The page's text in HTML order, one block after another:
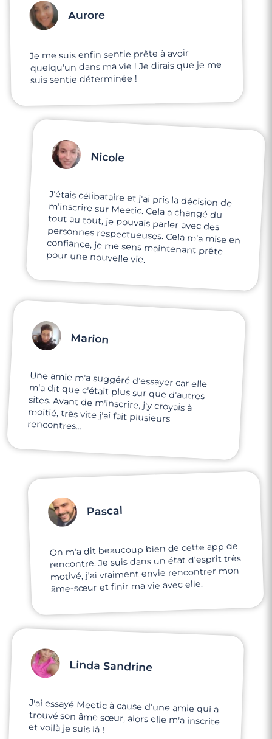
Aurore
Je me suis enfin sentie prête à avoir
quelqu'un dans ma vie ! Je dirais que je me
suis sentie déterminée !
Nicole
J'étais célibataire et j'ai pris la décision de
m'inscrire sur Meetic. Cela a changé du
tout au tout, je pouvais parler avec des
personnes respectueuses. Cela m'a mise en
confiance, je me sens maintenant prête
pour une nouvelle vie.
Marion
Une amie m'a suggéré d'essayer car elle
m'a dit que c'était plus sur que d'autres
sites. Avant de m'inscrire, j'y croyais à
moitié, très vite j'ai fait plusieurs
rencontres...
Pascal
On m'a dit beaucoup bien de cette app de
rencontre. Je suis dans un état d'esprit très
motivé, j'ai vraiment envie rencontrer mon
âme-sœur et finir ma vie avec elle.
Linda Sandrine
J'ai essayé Meetic à cause d'une amie qui a
trouvé son âme sœur, alors elle m'a inscrite
et voilà je suis là !